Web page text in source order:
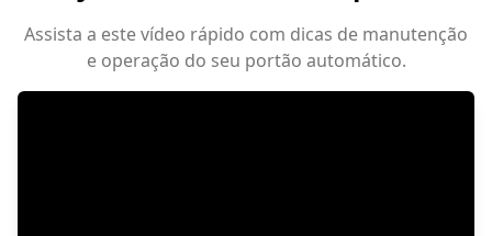
Assista a este vídeo rápido com dicas de manutenção
e operação do seu portão automático.